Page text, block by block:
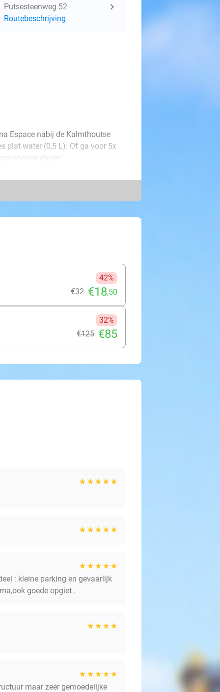
Putsesteenweg 52
Routebeschrijving
Espace nabij de Kalmthoutse
plat water (0,5 L). Of ga voor 5x
dagen.
Turks stoombad,
dag vertoeven in deze oase van
42%
€32 €18,50
32%
€125 €85
: kleine parking en gevaarlijk
goede opgiet .
maar zeer gemoedelijke